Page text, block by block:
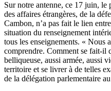
Sur notre antenne, ce 17 juin,
des affaires étrangères, de la
Cambon, n’a pas fait le lien
situation du renseignement
tous les enseignements. « Nous
comprendre. Comment se fait-il
belliqueuse, aussi armée, aussi
territoire et se livrer à de telles
de la délégation parlementaire